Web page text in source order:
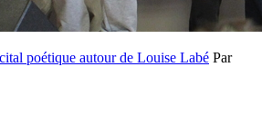
poétique autour de Louise Labé Par